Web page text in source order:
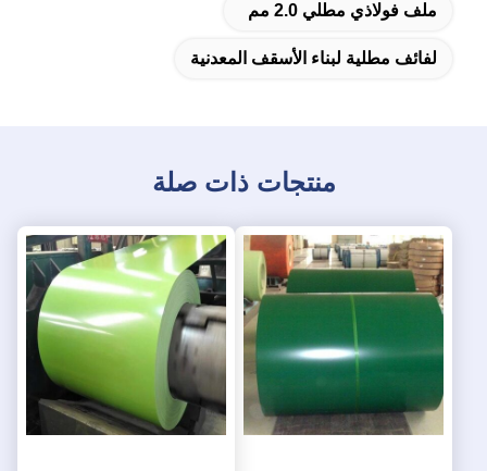
ملف فولاذي مطلي 2.0 مم
لفائف مطلية لبناء الأسقف المعدنية
منتجات ذات صلة